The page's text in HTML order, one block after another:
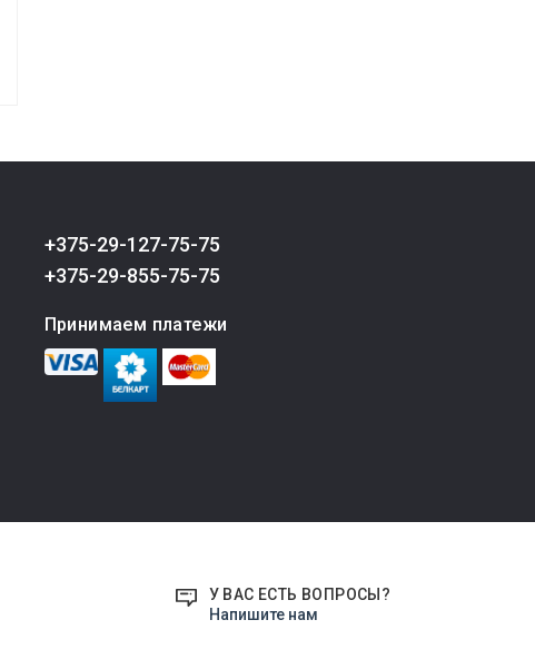
+375-29-127-75-75
+375-29-855-75-75
Принимаем платежи
У ВАС ЕСТЬ ВОПРОСЫ?
Напишите нам